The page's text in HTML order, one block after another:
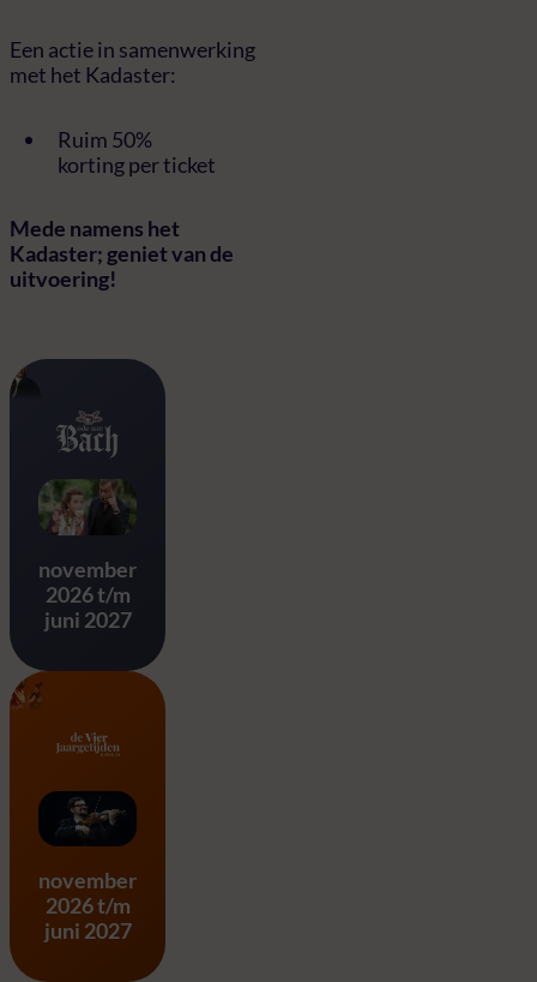
Een actie in samenwerking
met het Kadaster:
Ruim 50%
korting per ticket
Mede namens het
Kadaster; geniet van de
uitvoering!
Ode aan Bach
november
2026 t/m
juni 2027
Vier Jaargetijden – A.
november
2026 t/m
juni 2027